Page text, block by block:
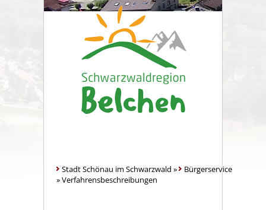
Stadt Schönau im Schwarzwald »
Bürgerservice
»Verfahrensbeschreibungen